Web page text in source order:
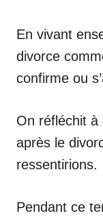
En vivant
divorce
confirme ou
On réfléchit à
après le
ressentirions.
Pendant ce